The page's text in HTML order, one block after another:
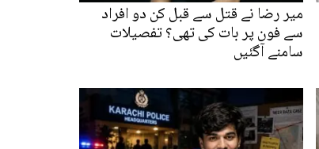
میر رضا نے قتل سے قبل کن دو افراد
سے فون پر بات کی تھی؟ تفصیلات
سامنے آگئیں